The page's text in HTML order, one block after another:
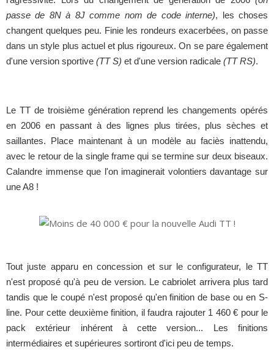
passe de 8N à 8J comme nom de code interne), les choses
changent quelques peu. Finie les rondeurs exacerbées, on passe
dans un style plus actuel et plus rigoureux. On se pare également
d'une version sportive (TT S) et d'une version radicale (TT RS).
Le TT de troisième génération reprend les changements opérés
en 2006 en passant à des lignes plus tirées, plus sèches et
saillantes. Place maintenant à un modèle au faciès inattendu,
avec le retour de la single frame qui se termine sur deux biseaux.
Calandre immense que l'on imaginerait volontiers davantage sur
une A8 !
Tout juste apparu en concession et sur le configurateur, le TT
n'est proposé qu'à peu de version. Le cabriolet arrivera plus tard
tandis que le coupé n'est proposé qu'en finition de base ou en S-
line. Pour cette deuxième finition, il faudra rajouter 1 460 € pour le
pack extérieur inhérent à cette version... Les finitions
intermédiaires et supérieures sortiront d'ici peu de temps.